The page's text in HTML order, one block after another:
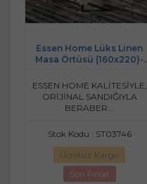
Essen Home Lüks Linen
Masa Örtüsü (160x220)-
ESSEN HOME KALİTESİYLE,
ORİJİNAL SANDIĞIYLA
BERABER...
Stok Kodu : ST03746
Ücretsiz Kargo
Son Fırsat